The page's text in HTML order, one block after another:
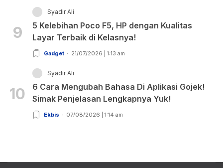
9
Syadir Ali
5 Kelebihan Poco F5, HP dengan Kualitas
Layar Terbaik di Kelasnya!
Gadget 21/07/2026 | 1:13 am
10
Syadir Ali
6 Cara Mengubah Bahasa Di Aplikasi Gojek!
Simak Penjelasan Lengkapnya Yuk!
Ekbis 07/08/2026 | 1:14 am